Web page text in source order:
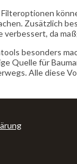
Zusätzlich
verbessert, da
besonders
Quelle für
Alle diese